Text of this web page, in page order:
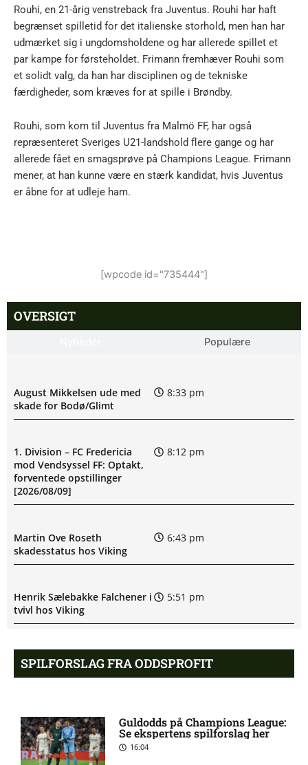
Rouhi, en 21-årig venstreback fra Juventus. Rouhi har haft
begrænset spilletid for det italienske storhold, men han har
udmærket sig i ungdomsholdene og har allerede spillet et
par kampe for førsteholdet. Frimann fremhæver Rouhi som
et solidt valg, da han har disciplinen og de tekniske
færdigheder, som kræves for at spille i Brøndby.
Rouhi, som kom til Juventus fra Malmö FF, har også
repræsenteret Sveriges U21-landshold flere gange og har
allerede fået en smagsprøve på Champions League. Frimann
mener, at han kunne være en stærk kandidat, hvis Juventus
er åbne for at udleje ham.
[wpcode id="735444"]
OVERSIGT
Populære
August Mikkelsen ude med
skade for Bodø/Glimt
8:33 pm
1. Division – FC Fredericia
mod Vendsyssel FF: Optakt,
forventede opstillinger
[2026/08/09]
8:12 pm
Martin Ove Roseth
skadesstatus hos Viking
6:43 pm
Henrik Sælebakke Falchener i
tvivl hos Viking
5:51 pm
Ibrahim Cissé skade: status
hos AIK Stockholm
4:39 pm
Charlie Steven Brian Pavey
skade: status hos AIK
Stockholm
4:07 pm
SPILFORSLAG FRA ODDSPROFIT
Guldodds på Champions League:
Se ekspertens spilforslag her
16:04